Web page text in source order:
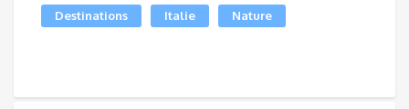
Destinations Italie Nature